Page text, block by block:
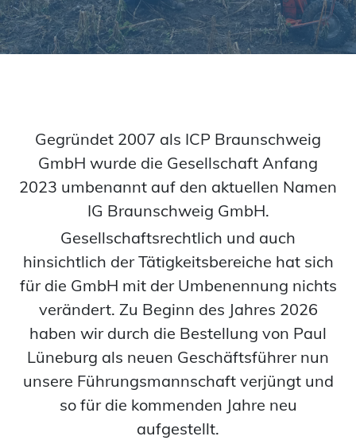
Gegründet 2007 als ICP Braunschweig
GmbH wurde die Gesellschaft Anfang
2023 umbenannt auf den aktuellen Namen
IG Braunschweig GmbH.
Gesellschaftsrechtlich und auch
hinsichtlich der Tätigkeitsbereiche hat sich
für die GmbH mit der Umbenennung nichts
verändert. Zu Beginn des Jahres 2026
haben wir durch die Bestellung von Paul
Lüneburg als neuen Geschäftsführer nun
unsere Führungsmannschaft verjüngt und
so für die kommenden Jahre neu
aufgestellt.